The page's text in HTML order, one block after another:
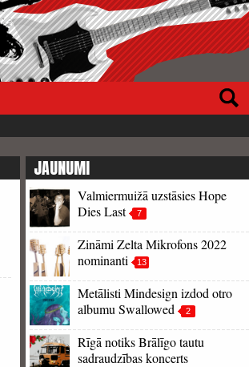
JAUNUMI
Valmiermuižā uzstāsies Hope
Dies Last
7
Zināmi Zelta Mikrofons 2022
nominanti
13
Metālisti Mindesign izdod otro
albumu Swallowed
2
Rīgā notiks Brālīgo tautu
sadraudzības koncerts